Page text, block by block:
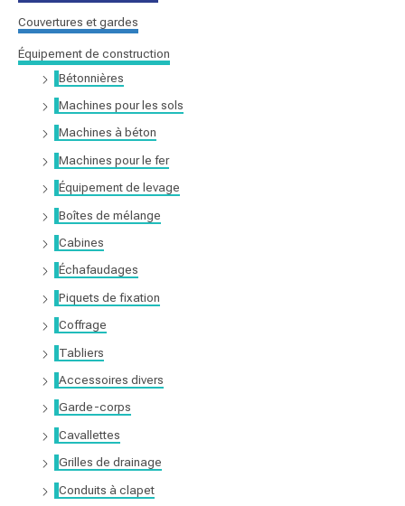
Couvertures et gardes
Équipement de construction
Bétonnières
Machines pour les sols
Machines à béton
Machines pour le fer
Équipement de levage
Boîtes de mélange
Cabines
Échafaudages
Piquets de fixation
Coffrage
Tabliers
Accessoires divers
Garde-corps
Cavallettes
Grilles de drainage
Conduits à clapet